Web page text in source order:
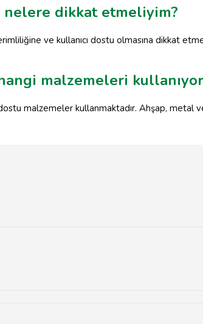
nelere dikkat etmeliyim?
ve kullanıcı dostu olmasına dikkat
malzemeleri
malzemeler kullanmaktadır. Ahşap, metal